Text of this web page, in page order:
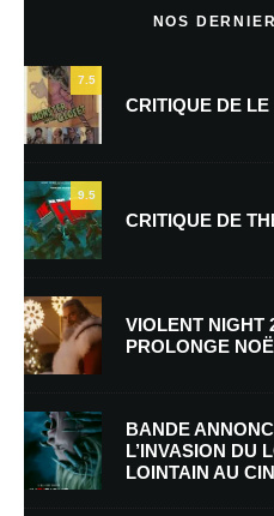
Nom*
E-mail
Enregistrer mon nom, mon e-
mon prochain commentaire.
NOS
7.5
CRITIQUE DE
9.5
CRITIQUE DE
VIOLENT NIGHT
PROLONGE
BANDE
L’INVASION DU
LOINTAIN AU